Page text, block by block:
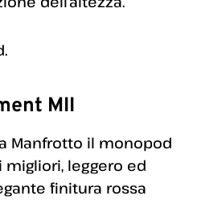
MII
Manfrotto il monopod
leggero ed
finitura rossa